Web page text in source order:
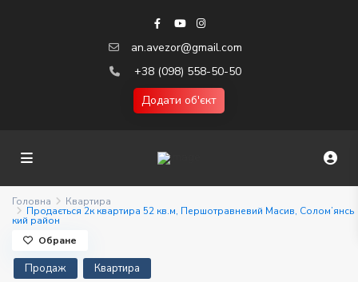
an.avezor@gmail.com
+38 (098) 558-50-50
Додати об'єкт
Головна Квартира
Продається 2к квартира 52 кв.м, Першотравневий Масив, Солом’янсь
кий район
Продаж Квартира
Обране